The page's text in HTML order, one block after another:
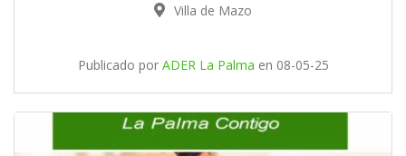
Villa de Mazo
Publicado por ADER La Palma en 08-05-25